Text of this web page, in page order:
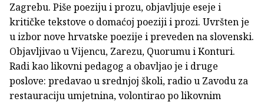
Zagrebu. Piše poeziju i prozu, objavljuje eseje i
kritičke tekstove o domaćoj poeziji i prozi. Uvršten je
u izbor nove hrvatske poezije i preveden na slovenski.
Objavljivao u Vijencu, Zarezu, Quorumu i Konturi.
Radi kao likovni pedagog a obavljao je i druge
poslove: predavao u srednjoj školi, radio u Zavodu za
restauraciju umjetnina, volontirao po likovnim